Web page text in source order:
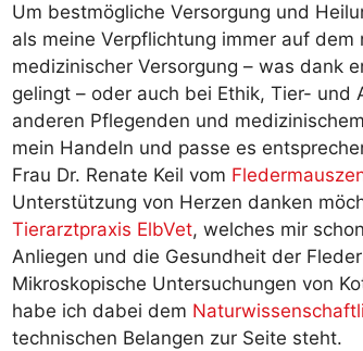
Um bestmögliche Versorgung und
als meine Verpflichtung immer auf
medizinischer Versorgung – was dank
gelingt – oder auch bei Ethik, Tier-
anderen Pflegenden und
mein Handeln und passe es
Frau Dr. Renate Keil vom
Unterstützung von Herzen danken
Tierarztpraxis ElbVet, welches mir
Anliegen und die Gesundheit der
Mikroskopische Untersuchungen von
habe ich dabei dem
technischen Belangen zur Seite steht.